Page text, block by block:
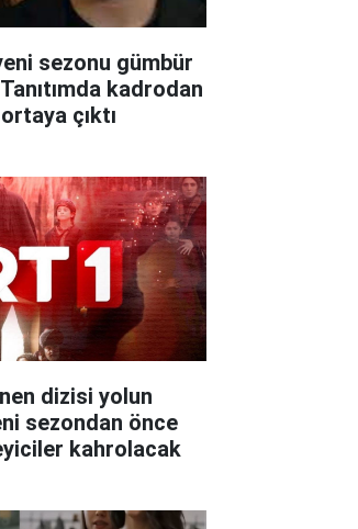
yeni sezonu gümbür
kadrodan
çıktı
dizisi yolun
sezondan önce
kahrolacak